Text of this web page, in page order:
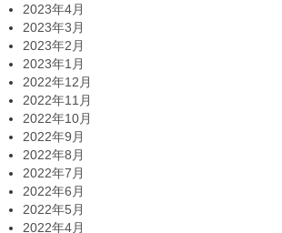
2023年4月
2023年3月
2023年2月
2023年1月
2022年12月
2022年11月
2022年10月
2022年9月
2022年8月
2022年7月
2022年6月
2022年5月
2022年4月